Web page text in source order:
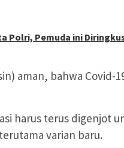
Polri, Pemuda ini
aman, bahwa Covid-
harus terus digenjot
varian baru.